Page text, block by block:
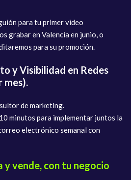
para tu primer video
grabar en Valencia en junio, o
para su promoción.
y Visibilidad en Redes
mes).
de marketing.
minutos para implementar juntos la
electrónico semanal con
y vende, con tu negocio